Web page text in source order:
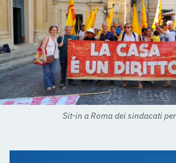
Sit-in a Roma dei sindacati